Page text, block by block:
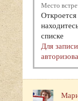
Место
списке
Для